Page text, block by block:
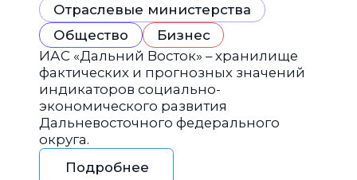
Отраслевые министерства
Общество
Бизнес
ИАС «Дальний Восток» – хранилище
фактических и прогнозных значений
индикаторов социально-
экономического развития
Дальневосточного федерального
округа.
Подробнее